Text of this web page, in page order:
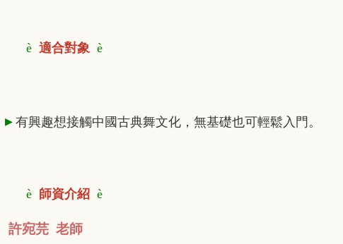
è 適合對象 è
▸ 有興趣想接觸中國古典舞文化， 無基礎也可輕鬆入門。
è 師資介紹 è
許宛芫 老師